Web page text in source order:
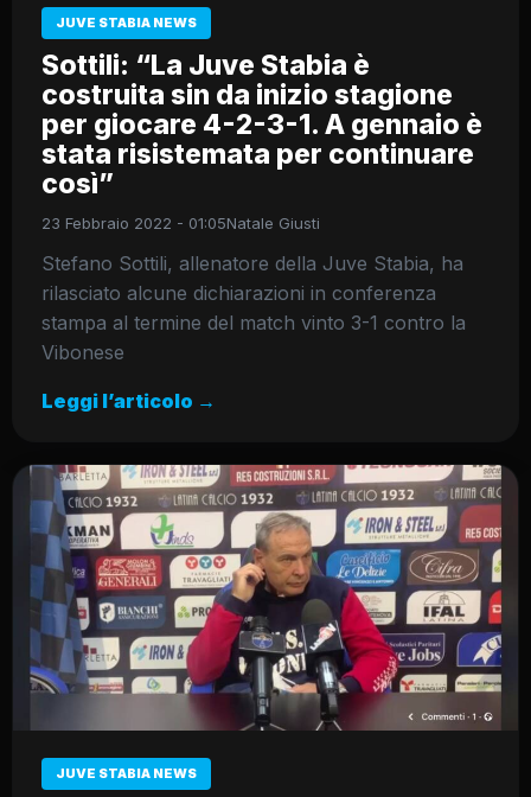
JUVE STABIA NEWS
Sottili: “La Juve Stabia è
costruita sin da inizio stagione
per giocare 4-2-3-1. A gennaio è
stata risistemata per continuare
così”
23 Febbraio 2022 - 01:05Natale Giusti
Stefano Sottili, allenatore della Juve Stabia, ha
rilasciato alcune dichiarazioni in conferenza
stampa al termine del match vinto 3-1 contro la
Vibonese
Leggi l’articolo →
JUVE STABIA NEWS